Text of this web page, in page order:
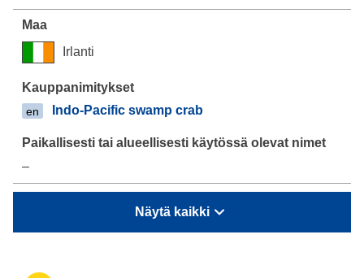
Irlanti
en Indo-Pacific swamp crab
–
Näytä kaikki